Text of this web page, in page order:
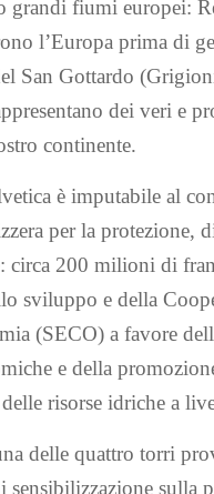
grandi fiumi europei:
l’Europa prima di
San Gottardo
dei veri e
continente.
è imputabile al
per la protezione,
circa 200 milioni di
sviluppo e della
(SECO) a favore
e della
risorse idriche a
delle quattro torri
sensibilizzazione sulla